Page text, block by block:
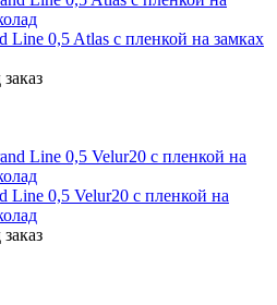
Line 0,5 Atlas с пленкой на замках
Line 0,5 Velur20 с пленкой на